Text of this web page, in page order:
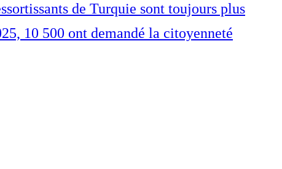
de Turquie sont toujours plus
10 500 ont demandé la citoyenneté